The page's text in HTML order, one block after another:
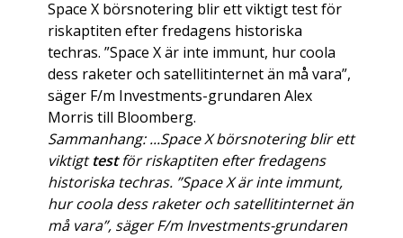
Space X börsnotering blir ett viktigt test för
riskaptiten efter fredagens historiska
techras. ”Space X är inte immunt, hur coola
dess raketer och satellitinternet än må vara”,
säger F/m Investments-grundaren Alex
Morris till Bloomberg.
Sammanhang: ...Space X börsnotering blir ett
viktigttestför riskaptiten efter fredagens
historiska techras. ”Space X är inte immunt,
hur coola dess raketer och satellitinternet än
må vara”, säger F/m Investments-grundaren